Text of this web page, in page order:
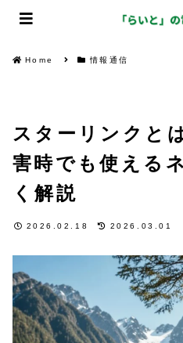
Home 情報通信
スターリンクと
害時でも使える
く解説
2026.02.18 2026.03.01